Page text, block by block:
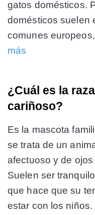
gatos domésticos.
domésticos suelen
comunes
más
¿Cuál es la
cariñoso?
Es la mascota
se trata de un
afectuoso y de
Suelen ser
que hace que su
estar con los niños.